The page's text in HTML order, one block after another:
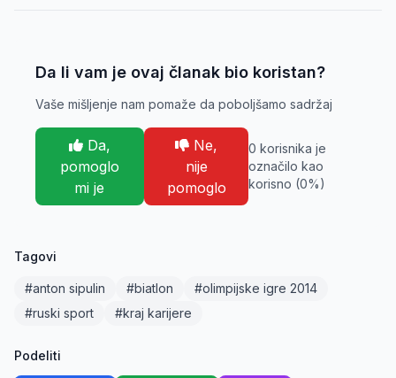
Da li vam je ovaj članak bio koristan?
Vaše mišljenje nam pomaže da poboljšamo sadržaj
Da,
pomoglo
mi je
Ne,
nije
pomoglo
0 korisnika je
označilo kao
korisno (0%)
Tagovi
#anton sipulin #biatlon
#olimpijske igre 2014
#ruski sport
#kraj karijere
Podeliti